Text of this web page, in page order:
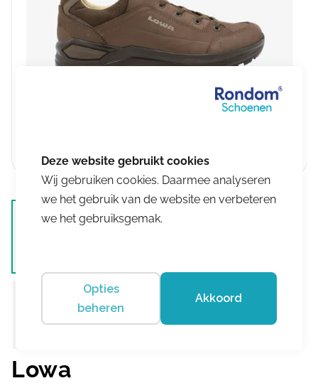
Lowa
Wij gebruiken cookies. Daarmee analyseren
we het gebruik van de website en verbeteren
we het gebruiksgemak.
Opties
beheren
Akkoord